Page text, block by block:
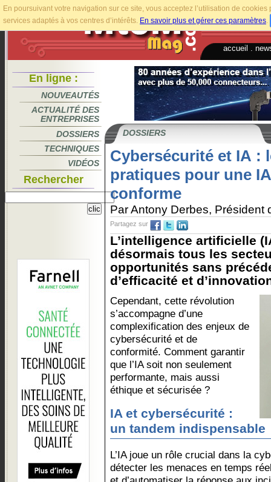
En poursuivant votre navigation sur ce site, vous acceptez l’utilisation de
services adaptés à vos centres d’intérêts. En savoir plus et gérer ces paramètres.
accueil
En ligne :
NOUVEAUTÉS
ACTUALITÉ DES
ENTREPRISES
DOSSIERS
TECHNIQUES
VIDÉOS
Rechercher
DOSSIERS
Cybersécurité et IA :
pratiques pour une
conforme
Par Antony Derbes, Président
Partagez sur
L’intelligence artificielle
désormais tous les
opportunités sans
d’efficacité et
Cependant, cette révolution
s’accompagne d’une
complexification des enjeux de
cybersécurité et de
conformité. Comment garantir
que l’IA soit non seulement
performante, mais aussi
éthique et sécurisée ?
IA et cybersécurité :
un tandem indispensable
L’IA joue un rôle crucial dans la
détecter les menaces en temps